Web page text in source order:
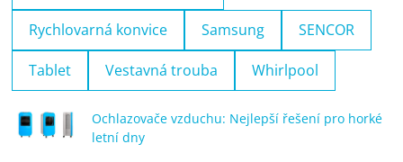
Rychlovarná konvice Samsung SENCOR
Tablet Vestavná trouba Whirlpool
Ochlazovače vzduchu: Nejlepší řešení pro horké
letní dny